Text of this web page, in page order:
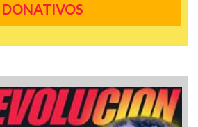
DONATIVOS